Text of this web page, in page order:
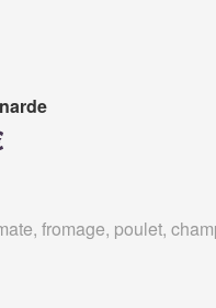
fromage, poulet,